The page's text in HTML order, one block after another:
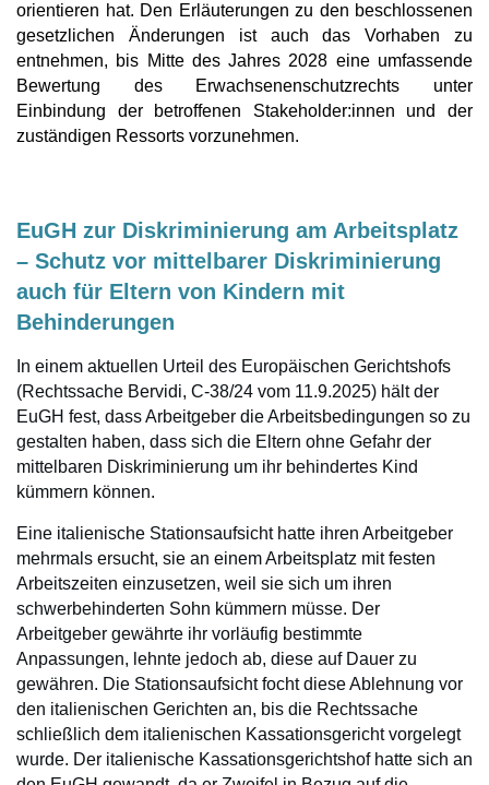
orientieren hat. Den Erläuterungen zu den beschlossenen
gesetzlichen Änderungen ist auch das Vorhaben zu
entnehmen, bis Mitte des Jahres 2028 eine umfassende
Bewertung des Erwachsenenschutzrechts unter
Einbindung der betroffenen Stakeholder:innen und der
zuständigen Ressorts vorzunehmen.
EuGH zur Diskriminierung am Arbeitsplatz
– Schutz vor mittelbarer Diskriminierung
auch für Eltern von Kindern mit
Behinderungen
In einem aktuellen Urteil des Europäischen Gerichtshofs
(Rechtssache Bervidi, C-38/24 vom 11.9.2025) hält der
EuGH fest, dass Arbeitgeber die Arbeitsbedingungen so zu
gestalten haben, dass sich die Eltern ohne Gefahr der
mittelbaren Diskriminierung um ihr behindertes Kind
kümmern können.
Eine italienische Stationsaufsicht hatte ihren Arbeitgeber
mehrmals ersucht, sie an einem Arbeitsplatz mit festen
Arbeitszeiten einzusetzen, weil sie sich um ihren
schwerbehinderten Sohn kümmern müsse. Der
Arbeitgeber gewährte ihr vorläufig bestimmte
Anpassungen, lehnte jedoch ab, diese auf Dauer zu
gewähren. Die Stationsaufsicht focht diese Ablehnung vor
den italienischen Gerichten an, bis die Rechtssache
schließlich dem italienischen Kassationsgericht vorgelegt
wurde. Der italienische Kassationsgerichtshof hatte sich an